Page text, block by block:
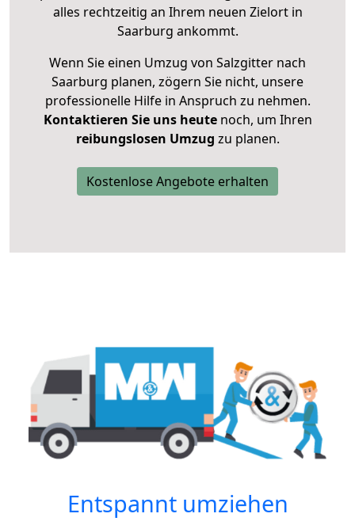
alles rechtzeitig an Ihrem neuen Zielort in
Saarburg ankommt.
Wenn Sie einen Umzug von Salzgitter nach
Saarburg planen, zögern Sie nicht, unsere
professionelle Hilfe in Anspruch zu nehmen.
Kontaktieren Sie uns heutenoch, um Ihren
reibungslosen Umzug zu planen.
Kostenlose Angebote erhalten
Entspannt umziehen